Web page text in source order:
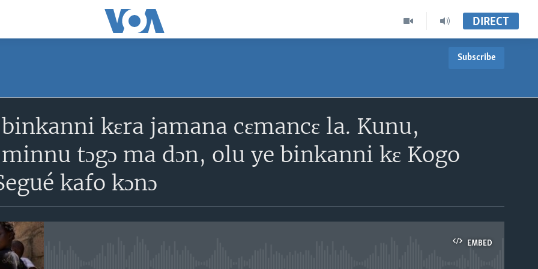
DIRECT
Subscribe
kɛra jamana cɛmancɛ la. Kunu,
tɔgɔ ma dɔn, olu ye binkanni kɛ Kogo
kafo kɔnɔ
EMBED